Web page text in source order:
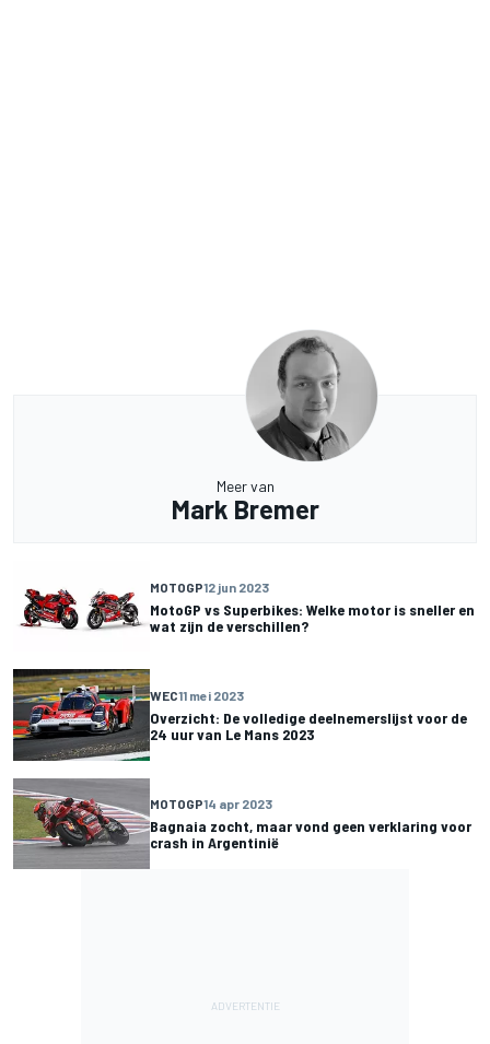
Meer van
Mark Bremer
MOTOGP12 jun 2023
MotoGP vs Superbikes: Welke motor is sneller en
wat zijn de verschillen?
WEC11 mei 2023
Overzicht: De volledige deelnemerslijst voor de
24 uur van Le Mans 2023
MOTOGP14 apr 2023
Bagnaia zocht, maar vond geen verklaring voor
crash in Argentinië